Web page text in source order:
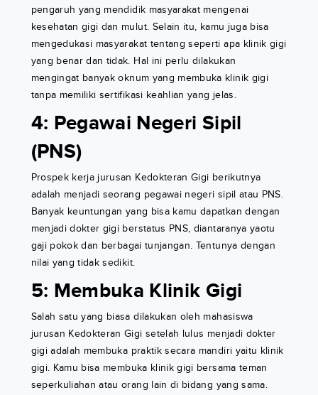
pengaruh yang mendidik masyarakat mengenai
kesehatan gigi dan mulut. Selain itu, kamu juga bisa
mengedukasi masyarakat tentang seperti apa klinik gigi
yang benar dan tidak. Hal ini perlu dilakukan
mengingat banyak oknum yang membuka klinik gigi
tanpa memiliki sertifikasi keahlian yang jelas.
4: Pegawai Negeri Sipil
(PNS)
Prospek kerja jurusan Kedokteran Gigi berikutnya
adalah menjadi seorang pegawai negeri sipil atau PNS.
Banyak keuntungan yang bisa kamu dapatkan dengan
menjadi dokter gigi berstatus PNS, diantaranya yaotu
gaji pokok dan berbagai tunjangan. Tentunya dengan
nilai yang tidak sedikit.
5: Membuka Klinik Gigi
Salah satu yang biasa dilakukan oleh mahasiswa
jurusan Kedokteran Gigi setelah lulus menjadi dokter
gigi adalah membuka praktik secara mandiri yaitu klinik
gigi. Kamu bisa membuka klinik gigi bersama teman
seperkuliahan atau orang lain di bidang yang sama.